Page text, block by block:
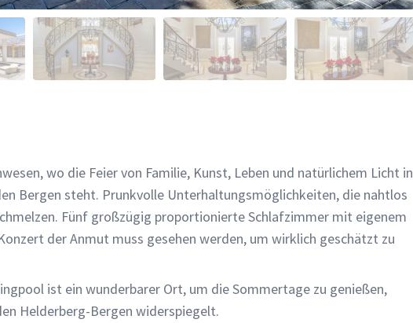
wo die Feier von Familie, Kunst, Leben und natürlichem Licht in
Bergen steht. Prunkvolle Unterhaltungsmöglichkeiten, die nahtlos
Fünf großzügig proportionierte Schlafzimmer mit eigenem
der Anmut muss gesehen werden, um wirklich geschätzt zu
ist ein wunderbarer Ort, um die Sommertage zu genießen,
Helderberg-Bergen widerspiegelt.